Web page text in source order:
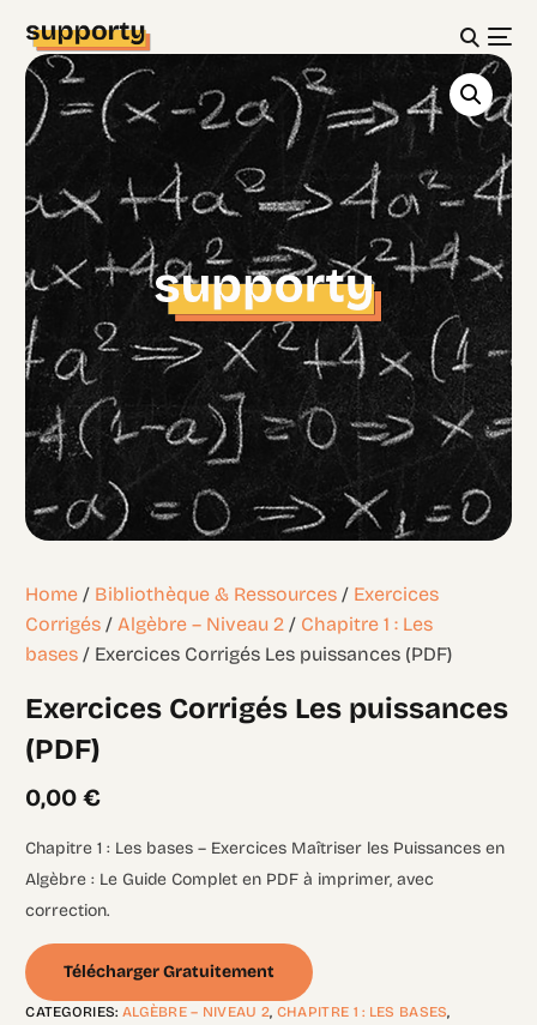
Home / Bibliothèque & Ressources / Exercices
Corrigés / Algèbre – Niveau 2 / Chapitre 1 : Les
bases / Exercices Corrigés Les puissances (PDF)
Exercices Corrigés Les puissances
(PDF)
0,00€
Chapitre 1 : Les bases – Exercices Maîtriser les Puissances en
Algèbre : Le Guide Complet en PDF à imprimer, avec
correction.
Télécharger Gratuitement
CATEGORIES: ALGÈBRE – NIVEAU 2, CHAPITRE 1 : LES BASES,